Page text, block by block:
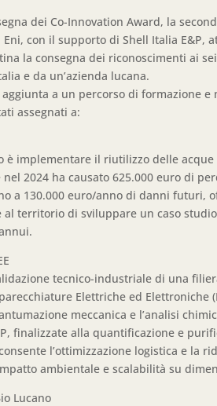
dei Co-Innovation Award, la
con il supporto di Shell Italia E&P,
la consegna dei riconoscimenti ai
e da un’azienda lucana.
a un percorso di formazione
assegnati a:
è implementare il riutilizzo delle
2024 ha causato 625.000 euro di
a 130.000 euro/anno di danni futuri,
al territorio di sviluppare un caso
tecnico-industriale di una
Elettriche ed Elettroniche
meccanica e l’analisi
finalizzate alla quantificazione e
l’ottimizzazione logistica e la
ambientale e scalabilità su
Lucano